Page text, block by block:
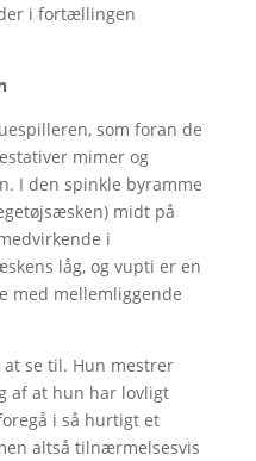
i fortællingen
som foran de
mimer og
I den spinkle byramme
midt på
i
låg, og vupti er en
med mellemliggende
se til. Hun mestrer
af at hun har lovligt
i så hurtigt et
altså tilnærmelsesvis